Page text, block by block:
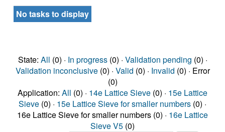
No tasks to display
State: All (0) · In progress(0) · Validation pending (0) ·
Validation inconclusive(0) · Valid (0) · Invalid (0) · Error
(0)
Application: All (0) · 14e Lattice Sieve (0) · 15e Lattice
Sieve (0) · 15e Lattice Sieve for smaller numbers (0) ·
16e Lattice Sieve for smaller numbers (0) · 16e Lattice
Sieve V5 (0)